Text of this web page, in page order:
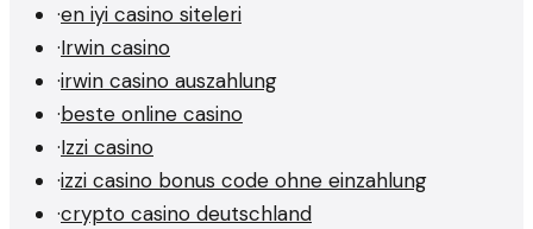
·en iyi casino siteleri
·Irwin casino
·irwin casino auszahlung
·beste online casino
·Izzi casino
·izzi casino bonus code ohne einzahlung
·crypto casino deutschland